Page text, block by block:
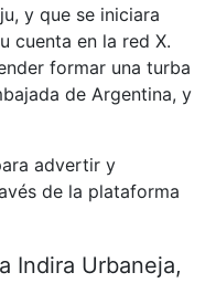
y que se iniciara
cuenta en la red X.
formar una turba
de Argentina, y
advertir y
de la plataforma
Indira Urbaneja,